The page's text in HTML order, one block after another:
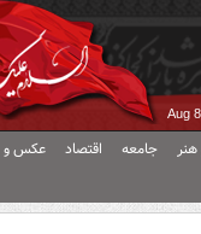
Aug
جامعه اقتصاد عکس و